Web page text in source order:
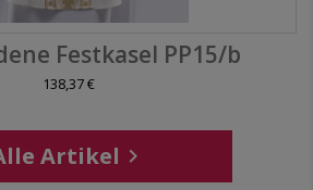
Festkasel PP15/b
138,37 €
Artikel 